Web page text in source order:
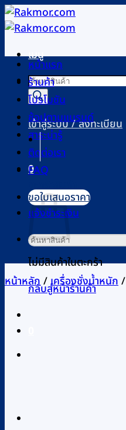
ข้าม
ไป
เนื้อหาเมนู
Products
search
เข้าสู่ระบบ / ลงทะเบียน
0
ไม่มีสินค้าในตะกร้า
กลับสู่หน้าร้านค้า
หน้าแรก
ร้านค้า
โปรโมชัน
ช้อปตามแบรนด์
สาระน่ารู้
ติดต่อเรา
FAQ
ขอใบเสนอราคา
แจ้งชำระเงิน
ค้นหา:
หน้าหลัก/เครื่องชั่งน้ำหนัก/